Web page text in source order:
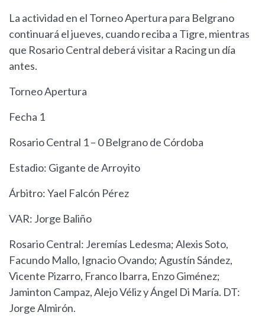
La actividad en el Torneo Apertura para Belgrano
continuará el jueves, cuando reciba a Tigre, mientras
que Rosario Central deberá visitar a Racing un día
antes.
Torneo Apertura
Fecha 1
Rosario Central 1 – 0 Belgrano de Córdoba
Estadio: Gigante de Arroyito
Árbitro: Yael Falcón Pérez
VAR: Jorge Baliño
Rosario Central: Jeremías Ledesma; Alexis Soto,
Facundo Mallo, Ignacio Ovando; Agustín Sández,
Vicente Pizarro, Franco Ibarra, Enzo Giménez;
Jaminton Campaz, Alejo Véliz y Ángel Di María. DT:
Jorge Almirón.